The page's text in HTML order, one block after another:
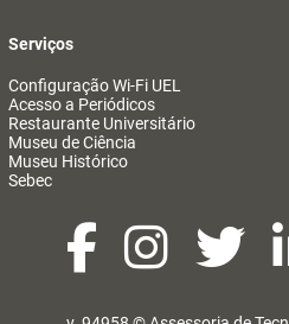
Serviços
Configuração Wi-Fi UEL
Acesso a Periódicos
Restaurante Universitário
Museu de Ciência
Museu Histórico
Sebec